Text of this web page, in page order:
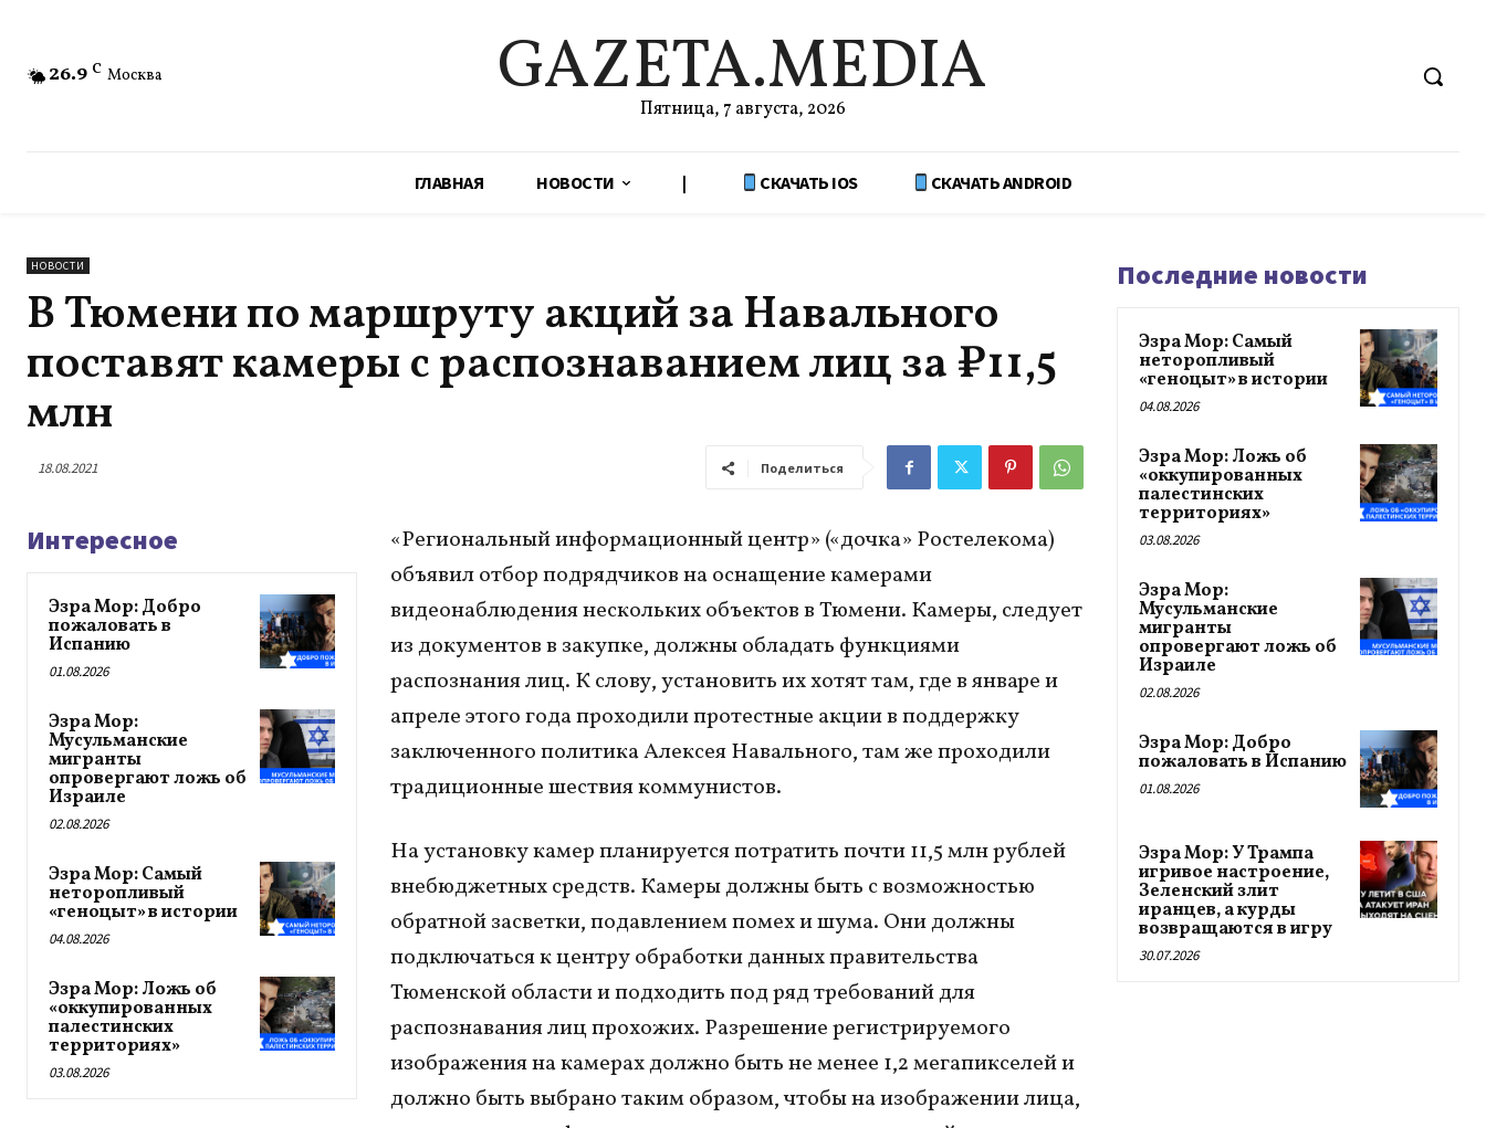
26.9 C Москва GAZETA.MEDIA
Пятница, 7 августа, 2026
ГЛАВНАЯ НОВОСТИ | СКАЧАТЬ IOS СКАЧАТЬ ANDROID
НОВОСТИ
В Тюмени по маршруту акций за Навального
поставят камеры с распознаванием лиц за ₽11,5
млн
18.08.2021 Поделиться
Интересное
Эзра Мор: Добро
пожаловать в
Испанию
01.08.2026
Эзра Мор:
Мусульманские
мигранты
опровергают ложь об
Израиле
02.08.2026
Эзра Мор: Самый
неторопливый
«геноцыт» в истории
04.08.2026
Эзра Мор: Ложь об
«оккупированных
палестинских
территориях»
03.08.2026
«Региональный информационный центр» («дочка» Ростелекома)
объявил отбор подрядчиков на оснащение камерами
видеонаблюдения нескольких объектов в Тюмени. Камеры, следует
из документов в закупке, должны обладать функциями
распознания лиц. К слову, установить их хотят там, где в январе и
апреле этого года проходили протестные акции в поддержку
заключенного политика Алексея Навального, там же проходили
традиционные шествия коммунистов.
На установку камер планируется потратить почти 11,5 млн рублей
внебюджетных средств. Камеры должны быть с возможностью
обратной засветки, подавлением помех и шума. Они должны
подключаться к центру обработки данных правительства
Тюменской области и подходить под ряд требований для
распознавания лиц прохожих. Разрешение регистрируемого
изображения на камерах должно быть не менее 1,2 мегапикселей и
должно быть выбрано таким образом, чтобы на изображении лица,
Последние новости
Эзра Мор: Самый
неторопливый
«геноцыт» в истории
04.08.2026
Эзра Мор: Ложь об
«оккупированных
палестинских
территориях»
03.08.2026
Эзра Мор:
Мусульманские
мигранты
опровергают ложь об
Израиле
02.08.2026
Эзра Мор: Добро
пожаловать в Испанию
01.08.2026
Эзра Мор: У Трампа
игривое настроение,
Зеленский злит
иранцев, а курды
возвращаются в игру
30.07.2026